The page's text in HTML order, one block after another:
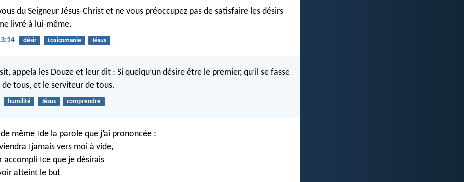
du Seigneur Jésus-Christ et ne vous préoccupez pas de satisfaire les désirs
livré à lui-même.
désir toxicomanie Jésus
appela les Douze et leur dit : Si quelqu’un désire être le premier, qu’il se fasse
de tous, et le serviteur de tous.
humilité Jésus comprendre
de même de la parole que j’ai prononcée :
jamais vers moi à vide,
accompli ce que je désirais
atteint le but